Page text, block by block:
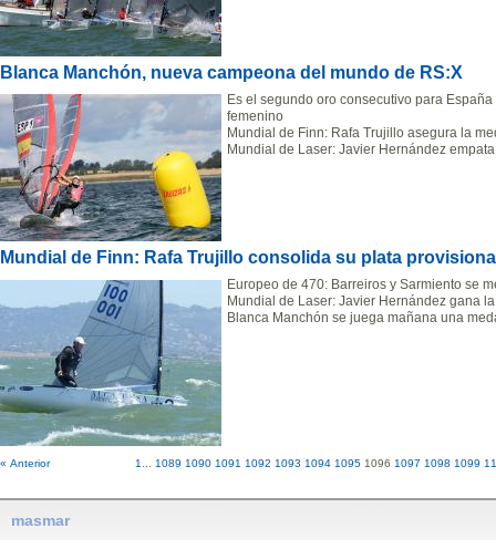
Blanca Manchón, nueva campeona del mundo de RS:X
Es el segundo oro consecutivo para
femenino
Mundial de Finn: Rafa Trujillo asegura la
Mundial de Laser: Javier Hernández
Mundial de Finn: Rafa Trujillo consolida su plata
Europeo de 470: Barreiros y Sarmiento se
Mundial de Laser: Javier Hernández gana
Blanca Manchón se juega mañana una
« Anterior 1 1089 1090 1091 1092 1093 1094 1095 1096 1097 1098 1099
masmar